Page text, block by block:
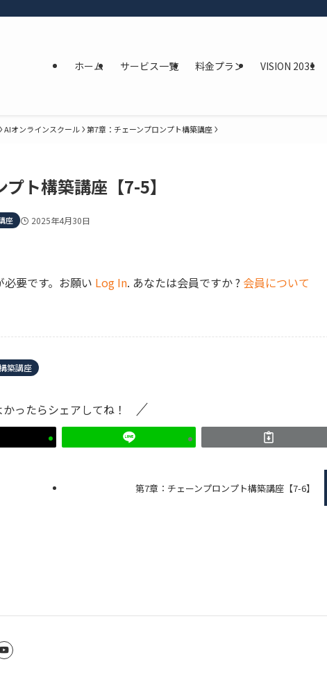
ホーム サービス一覧 料金プラン VISION 2031
AIオンラインスクール 第7章：チェーンプロンプト構築講座
ト構築講座【7-5】
座 2025年4月30日
要です。お願い Log In. あなたは会員ですか ? 会員について
築講座
かったらシェアしてね！
第7章：チェーンプロンプト構築講座【7-6】